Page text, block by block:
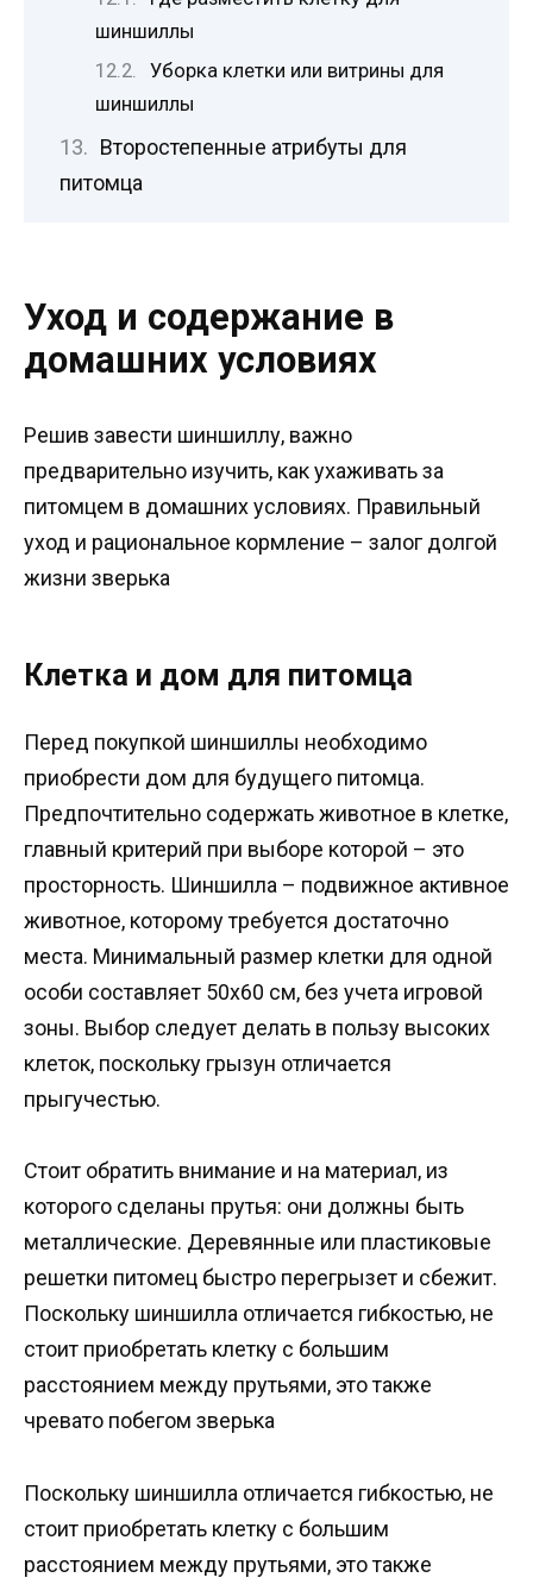
шиншиллы
Уборка клетки или витрины для
шиншиллы
Второстепенные атрибуты для
питомца
Уход и содержание в
домашних условиях
Решив завести шиншиллу, важно
предварительно изучить, как ухаживать за
питомцем в домашних условиях. Правильный
уход и рациональное кормление – залог долгой
жизни зверька
Клетка и дом для питомца
Перед покупкой шиншиллы необходимо
приобрести дом для будущего питомца.
Предпочтительно содержать животное в клетке,
главный критерий при выборе которой – это
просторность. Шиншилла – подвижное активное
животное, которому требуется достаточно
места. Минимальный размер клетки для одной
особи составляет 50х60 см, без учета игровой
зоны. Выбор следует делать в пользу высоких
клеток, поскольку грызун отличается
прыгучестью.
Стоит обратить внимание и на материал, из
которого сделаны прутья: они должны быть
металлические. Деревянные или пластиковые
решетки питомец быстро перегрызет и сбежит.
Поскольку шиншилла отличается гибкостью, не
стоит приобретать клетку с большим
расстоянием между прутьями, это также
чревато побегом зверька
Поскольку шиншилла отличается гибкостью, не
стоит приобретать клетку с большим
расстоянием между прутьями, это также